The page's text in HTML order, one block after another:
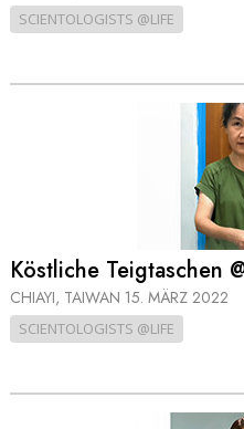
SCIENTOLOGISTS @LIFE
Köstliche Teigtaschen
CHIAYI, TAIWAN 15. MÄRZ 2022
SCIENTOLOGISTS @LIFE